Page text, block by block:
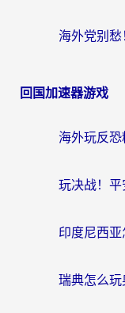
回国加速器游戏